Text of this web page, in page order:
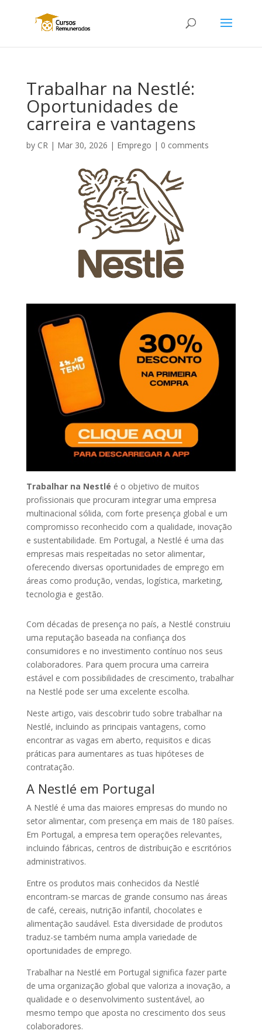
Trabalhar na Nestlé:
Oportunidades de
carreira e vantagens
by CR| Mar 30, 2026 | Emprego | 0 comments
Trabalhar na Nestlé é o objetivo de muitos
profissionais que procuram integrar uma empresa
multinacional sólida, com forte presença global e um
compromisso reconhecido com a qualidade, inovação
e sustentabilidade. Em Portugal, a Nestlé é uma das
empresas mais respeitadas no setor alimentar,
oferecendo diversas oportunidades de emprego em
áreas como produção, vendas, logística, marketing,
tecnologia e gestão.
Com décadas de presença no país, a Nestlé construiu
uma reputação baseada na confiança dos
consumidores e no investimento contínuo nos seus
colaboradores. Para quem procura uma carreira
estável e com possibilidades de crescimento, trabalhar
na Nestlé pode ser uma excelente escolha.
Neste artigo, vais descobrir tudo sobre trabalhar na
Nestlé, incluindo as principais vantagens, como
encontrar as vagas em aberto, requisitos e dicas
práticas para aumentares as tuas hipóteses de
contratação.
A Nestlé em Portugal
A Nestlé é uma das maiores empresas do mundo no
setor alimentar, com presença em mais de 180 países.
Em Portugal, a empresa tem operações relevantes,
incluindo fábricas, centros de distribuição e escritórios
administrativos.
Entre os produtos mais conhecidos da Nestlé
encontram-se marcas de grande consumo nas áreas
de café, cereais, nutrição infantil, chocolates e
alimentação saudável. Esta diversidade de produtos
traduz-se também numa ampla variedade de
oportunidades de emprego.
Trabalhar na Nestlé em Portugal significa fazer parte
de uma organização global que valoriza a inovação, a
qualidade e o desenvolvimento sustentável, ao
mesmo tempo que aposta no crescimento dos seus
colaboradores.